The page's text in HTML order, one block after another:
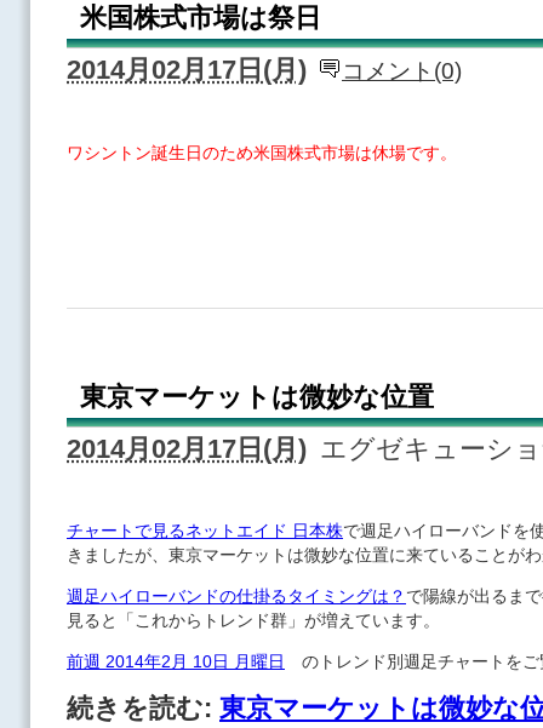
米国株式市場は祭日
2014月02月17日(月)
コメント(0)
ワシントン誕生日のため米国株式市場は休場です。
東京マーケットは微妙な位置
2014月02月17日(月) エグゼキューシ
チャートで見るネットエイド 日本株で週足ハイローバンドを
きましたが、東京マーケットは微妙な位置に来ていることが
週足ハイローバンドの仕掛るタイミングは？ で陽線が出るま
見ると「これからトレンド群」が増えています。
前週 2014年2月 10日 月曜日 のトレンド別週足チャートをご
続きを読む: 東京マーケットは微妙な